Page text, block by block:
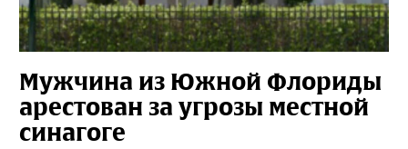
Мужчина из Южной Флориды
арестован за угрозы местной
синагоге